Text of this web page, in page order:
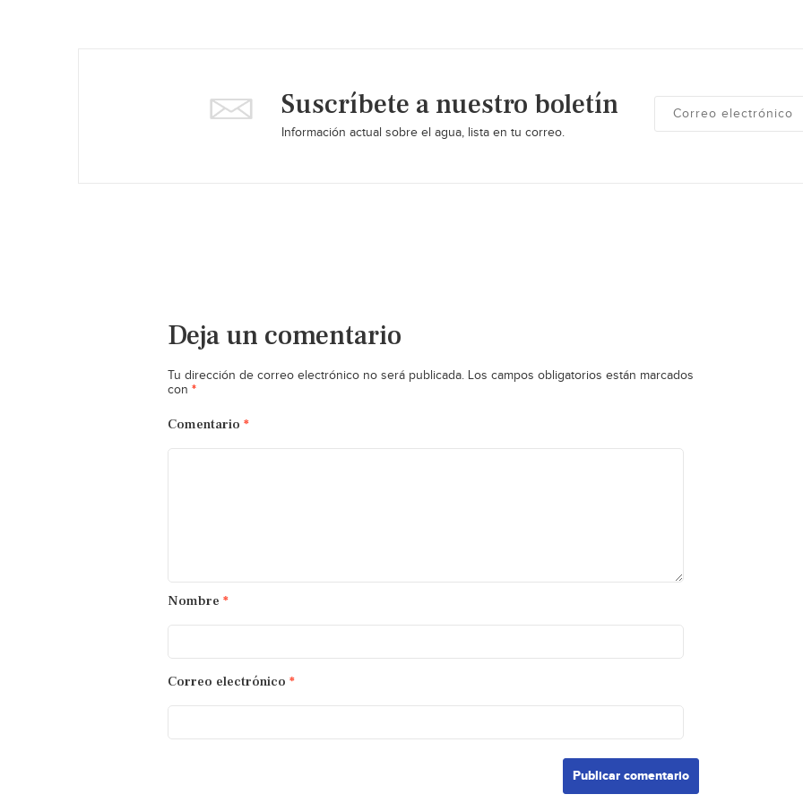
Suscríbete a nuestro boletín
Información actual sobre el agua, lista en tu correo.
Deja un comentario
Tu dirección de correo electrónico no será publicada. Los campos obligatorios están marcados
con *
Comentario *
Nombre *
Correo electrónico *